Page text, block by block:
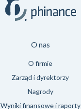
O nas
O firmie
Zarząd i dyrektorzy
Nagrody
Wyniki finansowe i raporty